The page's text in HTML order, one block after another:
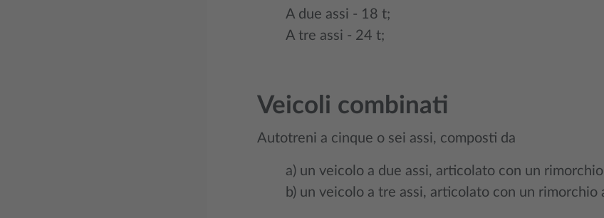
A due assi - 18 t;
A tre assi - 24 t;
Veicoli combinati
Autotreni a cinque o sei assi, composti da
a) un veicolo a due assi, articolato con un
b) un veicolo a tre assi, articolato con un rimorchio